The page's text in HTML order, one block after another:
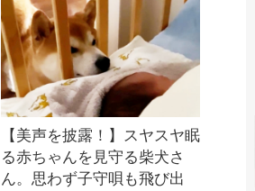
【美声を披露！】スヤスヤ眠
る赤ちゃんを見守る柴犬さ
ん。思わず子守唄も飛び出